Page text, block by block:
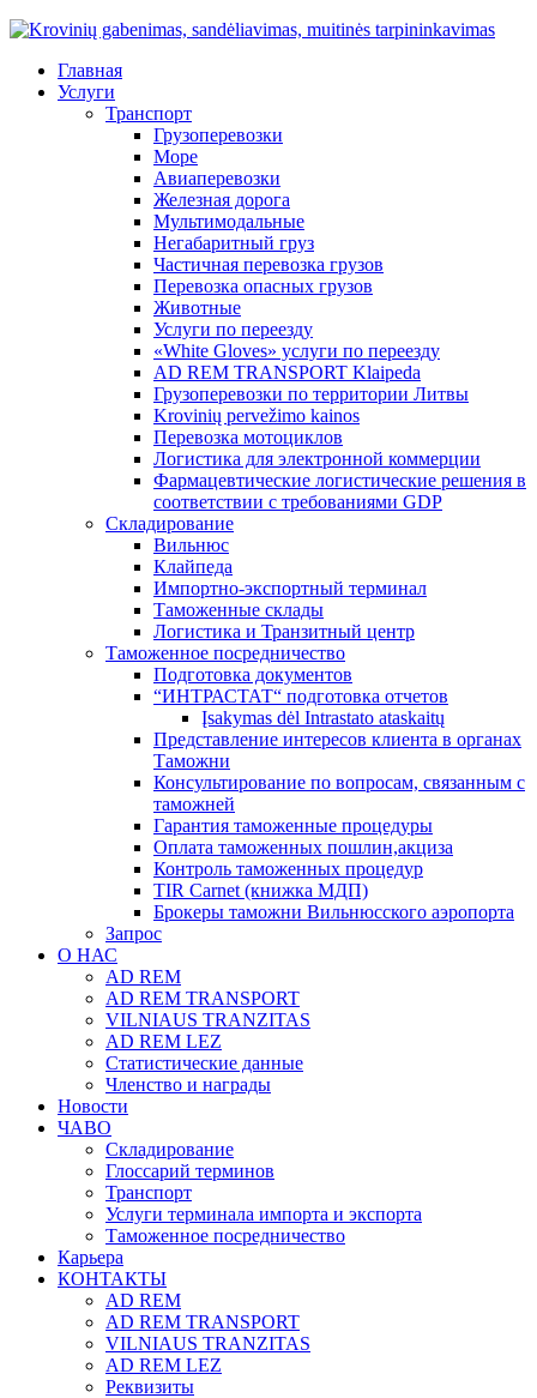
Главная
Услуги
Транспорт
Грузоперевозки
Море
Авиаперевозки
Железная дорога
Мультимодальные
Негабаритный груз
Частичная перевозка грузов
Перевозка опасных грузов
Животные
Услуги по переезду
«White Gloves» услуги по переезду
AD REM TRANSPORT Klaipeda
Грузоперевозки по территории Литвы
Krovinių pervežimo kainos
Перевозка мотоциклов
Логистика для электронной коммерции
Фармацевтические логистические решения в
соответствии с требованиями GDP
Складирование
Вильнюс
Клайпеда
Импортно-экспортный терминал
Таможенные склады
Логистика и Транзитный центр
Таможенное посредничество
Подготовка документов
“ИНТРАСТАТ“ подготовка отчетов
Įsakymas dėl Intrastato ataskaitų
Представление интересов клиента в органах
Таможни
Консультирование по вопросам, связанным с
таможней
Гарантия таможенные процедуры
Оплата таможенных пошлин,акциза
Контроль таможенных процедур
TIR Carnet (книжка МДП)
Брокеры таможни Вильнюсского аэропорта
Запрос
О НАС
AD REM
AD REM TRANSPORT
VILNIAUS TRANZITAS
AD REM LEZ
Статистические данные
Членство и награды
Новости
ЧАВО
Складирование
Глоссарий терминов
Транспорт
Услуги терминала импорта и экспорта
Таможенное посредничество
Карьера
КОНТАКТЫ
AD REM
AD REM TRANSPORT
VILNIAUS TRANZITAS
AD REM LEZ
Реквизиты